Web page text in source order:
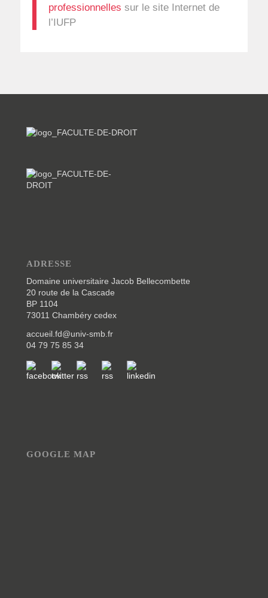
professionnelles sur le site Internet de
l’IUFP
ADRESSE
Domaine universitaire Jacob Bellecombette
20 route de la Cascade
BP 1104
73011 Chambéry cedex
accueil.fd@univ-smb.fr
04 79 75 85 34
GOOGLE MAP